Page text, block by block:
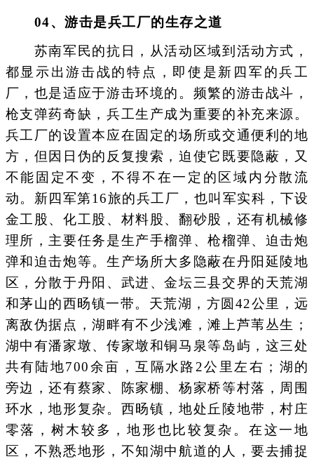
04、 游击是兵工厂的生存之道
苏南军民的抗日，从活动区域到活动方式，
都显示出游击战的特点，即使是新四军的兵工
厂，也是适应于游击环境的。频繁的游击战斗，
枪支弹药奇缺，兵工生产成为重要的补充来源。
兵工厂的设置本应在固定的场所或交通便利的地
方，但因日伪的反复搜索，迫使它既要隐蔽，又
不能固定不变，不得不在一定的区域内分散流
动。新四军第16旅的兵工厂，也叫军实科，下设
金工股、化工股、材料股、翻砂股，还有机械修
理所，主要任务是生产手榴弹、枪榴弹、迫击炮
弹和迫击炮等。生产场所大多隐蔽在丹阳延陵地
区，分散于丹阳、武进、金坛三县交界的天荒湖
和茅山的西旸镇一带。天荒湖，方圆42公里，远
离敌伪据点，湖畔有不少浅滩，滩上芦苇丛生；
湖中有潘家墩、传家墩和铜马泉等岛屿，这三处
共有陆地700余亩，互隔水路2公里左右；湖的
旁边，还有蔡家、陈家棚、杨家桥等村落，周围
环水，地形复杂。西旸镇，地处丘陵地带，村庄
零落，树木较多，地形也比较复杂。在这一地
区，不熟悉地形，不知湖中航道的人，要去捕捉